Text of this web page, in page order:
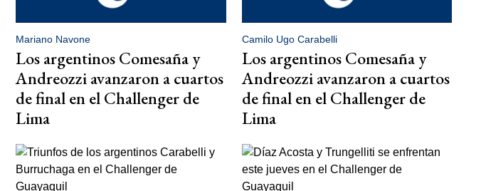
Mariano Navone
Los argentinos Comesaña y
Andreozzi avanzaron a cuartos
de final en el Challenger de
Lima
Camilo Ugo Carabelli
Los argentinos Comesaña y
Andreozzi avanzaron a cuartos
de final en el Challenger de
Lima